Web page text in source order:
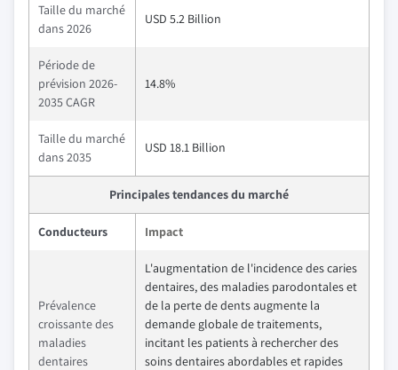
Taille du marché
dans 2026
USD 5.2 Billion
Période de
prévision 2026-
2035 CAGR
14.8%
Taille du marché
dans 2035
USD 18.1 Billion
Principales tendances du marché
Conducteurs Impact
Prévalence
croissante des
maladies
dentaires
L'augmentation de l'incidence des caries
dentaires, des maladies parodontales et
de la perte de dents augmente la
demande globale de traitements,
incitant les patients à rechercher des
soins dentaires abordables et rapides